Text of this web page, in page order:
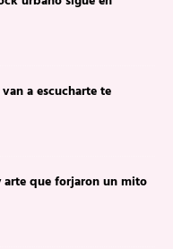
a escucharte te
que forjaron un mito